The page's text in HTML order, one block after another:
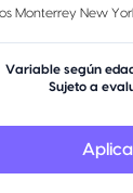
Monterrey New
Variable según
Sujeto a